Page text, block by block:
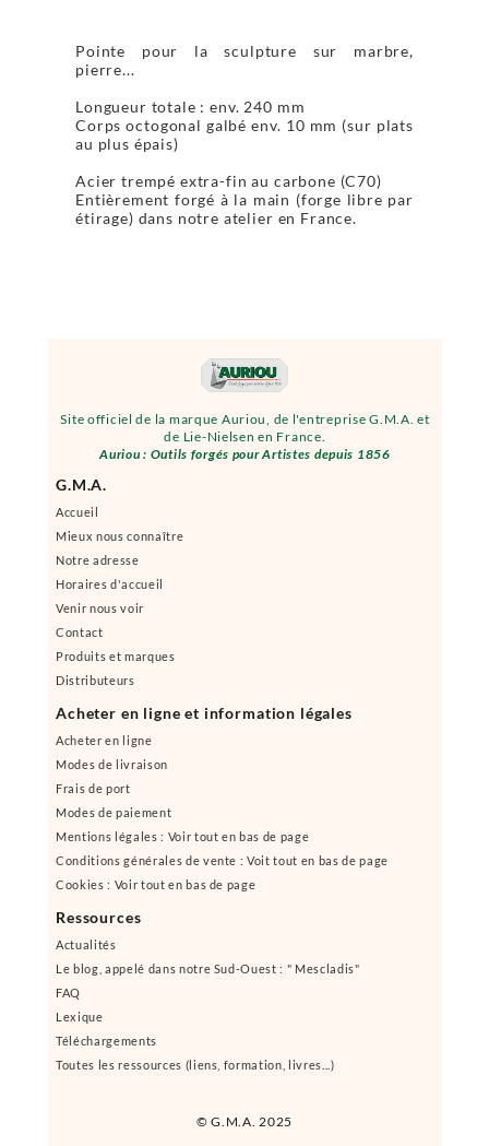
© G.M.A. 2025
Site officiel de la marque Auriou, de l'entreprise G.M.A. et
de Lie-Nielsen en France.
Auriou : Outils forgés pour Artistes depuis 1856
G.M.A.
Accueil
Mieux nous connaître
Notre adresse
Horaires d'accueil
Venir nous voir
Contact
Produits et marques
Distributeurs
Acheter en ligne et information légales
Acheter en ligne
Modes de livraison
Frais de port
Modes de paiement
Mentions légales : Voir tout en bas de page
Conditions générales de vente : Voit tout en bas de page
Cookies : Voir tout en bas de page
Ressources
Actualités
Le blog, appelé dans notre Sud-Ouest : " Mescladis"
FAQ
Lexique
Téléchargements
Toutes les ressources (liens, formation, livres...)
Pointe pour la sculpture sur marbre,
pierre...
Longueur totale : env. 240 mm
Corps octogonal galbé env. 10 mm (sur plats
au plus épais)
Acier trempé extra-fin au carbone (C70)
Entièrement forgé à la main (forge libre par
étirage) dans notre atelier en France.